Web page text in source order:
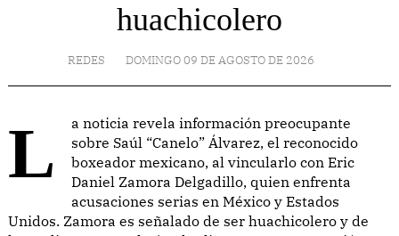
huachicolero
REDES DOMINGO 09 DE AGOSTO DE 2026
La noticia revela información preocupante
sobre Saúl “Canelo” Álvarez, el reconocido
boxeador mexicano, al vincularlo con Eric
Daniel Zamora Delgadillo, quien enfrenta
acusaciones serias en México y Estados
Unidos. Zamora es señalado de ser huachicolero y de